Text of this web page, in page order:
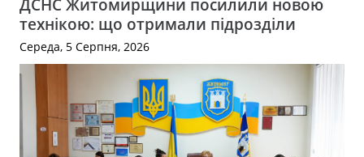
технікою: що отримали підрозділи
Середа, 5 Серпня, 2026